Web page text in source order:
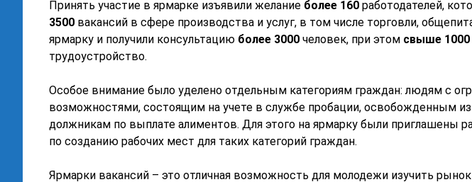
Принять участие в ярмарке изъявили желание более 160работодателей,
3500вакансий в сфере производства и услуг, в том числе торговли,
ярмарку и получили консультацию более 3000человек, при этом свыше 1000
трудоустройство.
Особое внимание было уделено отдельным категориям граждан: людям с
возможностями, состоящим на учете в службе пробации, освобожденным
должникам по выплате алиментов. Для этого на ярмарку были приглашены
по созданию рабочих мест для таких категорий граждан.
Ярмарки вакансий – это отличная возможность для молодежи изучить